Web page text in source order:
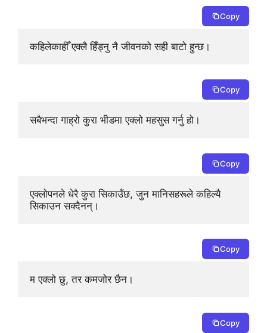
Copy
कहिलेकाहीँ एक्लै हिँड्नु नै जीवनको सही बाटो हुन्छ।
Copy
सबैभन्दा गाह्रो कुरा भीडमा एक्लो महसुस गर्नु हो।
Copy
एक्लोपनले धेरै कुरा सिकाउँछ, जुन मानिसहरूले कहिल्यै
सिकाउन सक्दैनन्।
Copy
म एक्लो छु, तर कमजोर छैन।
Copy